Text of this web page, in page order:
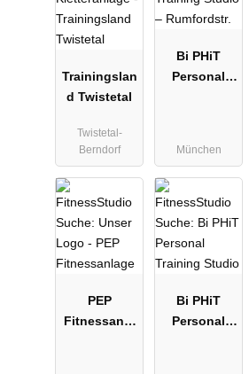
Trainingslan
d Twistetal
Twistetal-
Berndorf
Bi PHiT
Personal
München
PEP
Fitnessanla
Bi PHiT
Personal